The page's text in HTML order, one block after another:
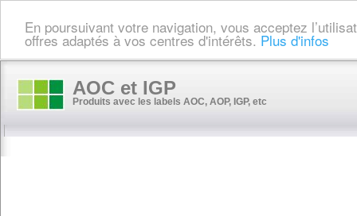
En poursuivant votre navigation, vous acceptez
offres adaptés à vos centres d'intérêts. Plus d'infos
AOC et IGP
Produits avec les labels AOC, AOP, IGP, etc